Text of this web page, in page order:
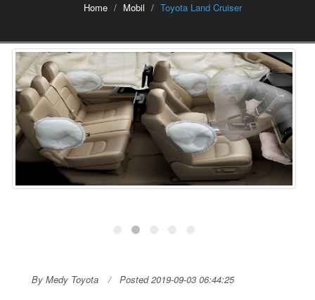
Home Mobil Toyota Land Cruiser
By Medy Toyota Posted 2019-09-03 06:44:25